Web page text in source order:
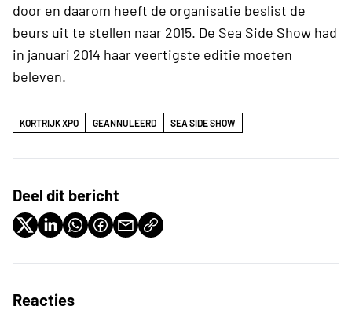
door en daarom heeft de organisatie beslist de
beurs uit te stellen naar 2015. De Sea Side Show had
in januari 2014 haar veertigste editie moeten
beleven.
KORTRIJK XPO GEANNULEERD SEA SIDE SHOW
Deel dit bericht
Reacties